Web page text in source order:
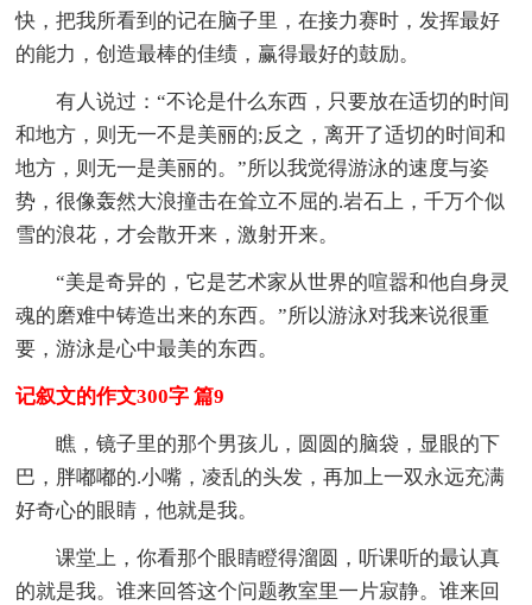
快，把我所看到的记在脑子里，在接力赛时，发挥最好
的能力，创造最棒的佳绩，赢得最好的鼓励。
有人说过：“不论是什么东西，只要放在适切的时间
和地方，则无一不是美丽的;反之，离开了适切的时间和
地方，则无一是美丽的。”所以我觉得游泳的速度与姿
势，很像轰然大浪撞击在耸立不屈的.岩石上，千万个似
雪的浪花，才会散开来，激射开来。
“美是奇异的，它是艺术家从世界的喧嚣和他自身灵
魂的磨难中铸造出来的东西。”所以游泳对我来说很重
要，游泳是心中最美的东西。
记叙文的作文300字 篇9
瞧，镜子里的那个男孩儿，圆圆的脑袋，显眼的下
巴，胖嘟嘟的.小嘴，凌乱的头发，再加上一双永远充满
好奇心的眼睛，他就是我。
课堂上，你看那个眼睛瞪得溜圆，听课听的最认真
的就是我。谁来回答这个问题教室里一片寂静。谁来回